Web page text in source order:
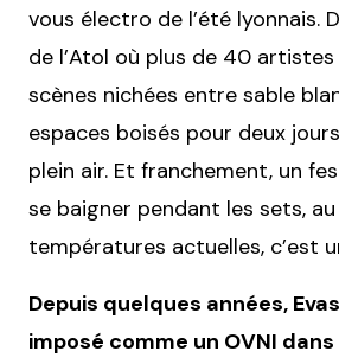
vous électro de l’été lyonnais.
de l’Atol où plus de 40
scènes nichées entre sable
espaces boisés pour deux
plein air. Et franchement, un
se baigner pendant les sets,
températures actuelles, c’est
Depuis quelques années,
imposé comme un OVNI